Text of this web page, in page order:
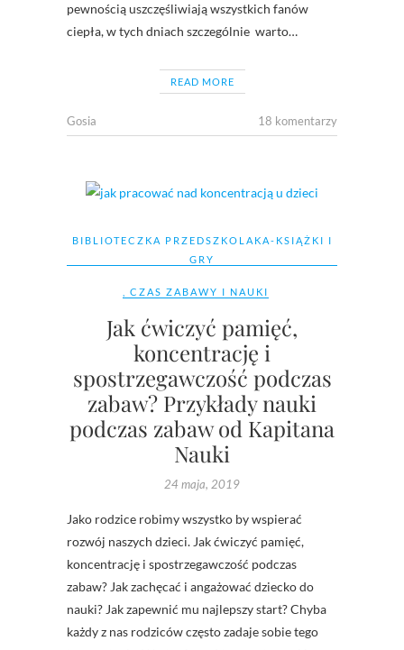
pewnością uszczęśliwiają wszystkich fanów
ciepła, w tych dniach szczególnie warto…
READ MORE
Gosia 18 komentarzy
BIBLIOTECZKA PRZEDSZKOLAKA-KSIĄŻKI I
GRY
CZAS ZABAWY I NAUKI
Jak ćwiczyć pamięć,
koncentrację i
spostrzegawczość podczas
zabaw? Przykłady nauki
podczas zabaw od Kapitana
Nauki
24 maja, 2019
Jako rodzice robimy wszystko by wspierać
rozwój naszych dzieci. Jak ćwiczyć pamięć,
koncentrację i spostrzegawczość podczas
zabaw? Jak zachęcać i angażować dziecko do
nauki? Jak zapewnić mu najlepszy start? Chyba
każdy z nas rodziców często zadaje sobie tego